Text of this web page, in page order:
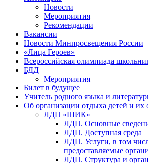
Новости
Мероприятия
Рекомендации
Вакансии
Новости Минпросвещения России
«Лица Героев»
Всероссийская олимпиада
БДД
Мероприятия
Билет в будущее
Учитель родного языка и
Об организации отдыха детей и их
ЛДП «ШИК»
ЛДП. Основные
ЛДП. Доступная среда
ЛДП. Услуги, в том
предоставляемые
ЛДП. Структура и